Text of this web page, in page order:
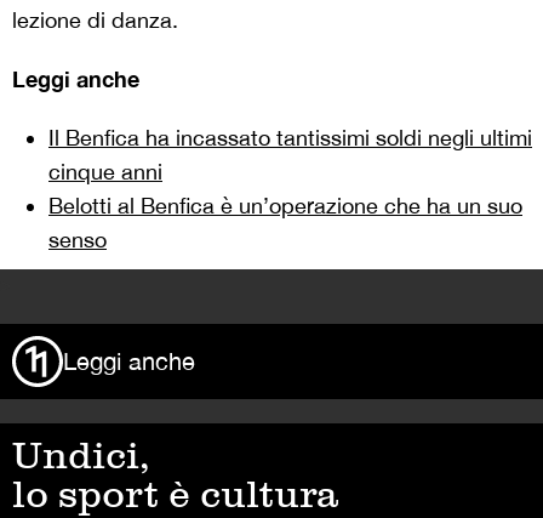
lezione di danza.
Leggi anche
Il Benfica ha incassato tantissimi soldi negli ultimi
cinque anni
Belotti al Benfica è un’operazione che ha un suo
senso
Leggi anche
Undici,
lo sport è cultura